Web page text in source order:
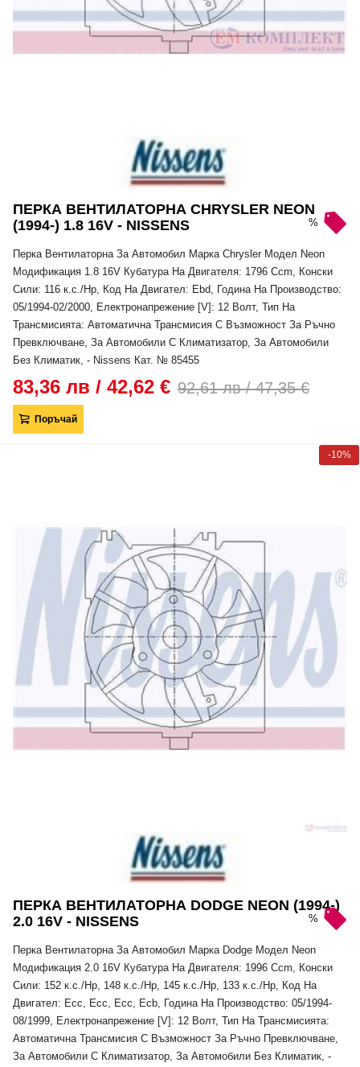
ПЕРКА ВЕНТИЛАТОРНА CHRYSLER NEON
(1994-) 1.8 16V - NISSENS
Перка Вентилаторна За Автомобил Марка Chrysler Модел Neon
Модификация 1.8 16V Кубатура На Двигателя: 1796 Ccm, Конски
Сили: 116 к.с./Hp, Код На Двигател: Ebd, Година На Производство:
05/1994-02/2000, Електронапрежение [V]: 12 Волт, Тип На
Трансмисията: Автоматична Трансмисия С Възможност За Ръчно
Превключване, За Автомобили С Климатизатор, За Автомобили
Без Климатик, - Nissens Кат. № 85455
83,36 лв / 42,62 € 92,61 лв / 47,35 €
%
Поръчай
-10%
ПЕРКА ВЕНТИЛАТОРНА DODGE NEON (1994-)
2.0 16V - NISSENS
Перка Вентилаторна За Автомобил Марка Dodge Модел Neon
Модификация 2.0 16V Кубатура На Двигателя: 1996 Ccm, Конски
Сили: 152 к.с./Hp, 148 к.с./Hp, 145 к.с./Hp, 133 к.с./Hp, Код На
Двигател: Ecc, Ecc, Ecc, Ecb, Година На Производство: 05/1994-
08/1999, Електронапрежение [V]: 12 Волт, Тип На Трансмисията:
Автоматична Трансмисия С Възможност За Ръчно Превключване,
За Автомобили С Климатизатор, За Автомобили Без Климатик, -
%